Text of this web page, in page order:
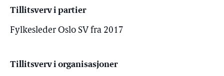
Tillitsverv i partier
Fylkesleder Oslo SV fra 2017
Tillitsverv i organisasjoner